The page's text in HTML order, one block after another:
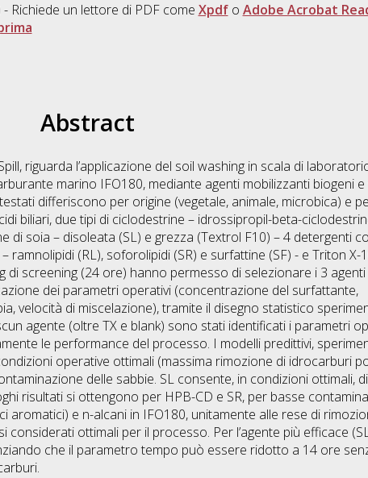
Richiede un lettore di PDF come Xpdfo Adobe Acrobat
Abstract
riguarda l’applicazione del soil washing in scala di
marino IFO180, mediante agenti mobilizzanti biogeni
differiscono per origine (vegetale, animale, microbica) e
biliari, due tipi di ciclodestrine – idrossipropil-beta-
di soia – disoleata (SL) e grezza (Textrol F10) – 4 detergenti
(RL), soforolipidi (SR) e surfattine (SF) - e Triton X-
screening (24 ore) hanno permesso di selezionare i 3 agenti
dei parametri operativi (concentrazione del surfattante,
velocità di miscelazione), tramite il disegno statistico
agente (oltre TX e blank) sono stati identificati i parametri
le performance del processo. I modelli predittivi,
operative ottimali (massima rimozione di idrocarburi
delle sabbie. SL consente, in condizioni ottimali,
risultati si ottengono per HPB-CD e SR, per basse
aromatici) e n-alcani in IFO180, unitamente alle rese di
ottimali per il processo. Per l’agente più efficace
che il parametro tempo può essere ridotto a 14 ore